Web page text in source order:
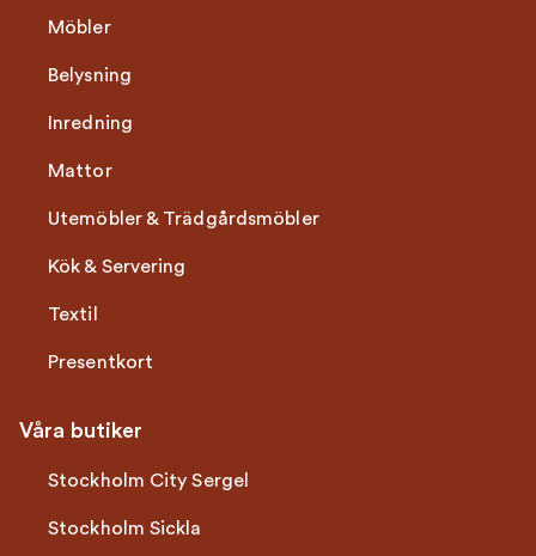
Möbler
Belysning
Inredning
Mattor
Utemöbler & Trädgårdsmöbler
Kök & Servering
Textil
Presentkort
Våra butiker
Stockholm City Sergel
Stockholm Sickla